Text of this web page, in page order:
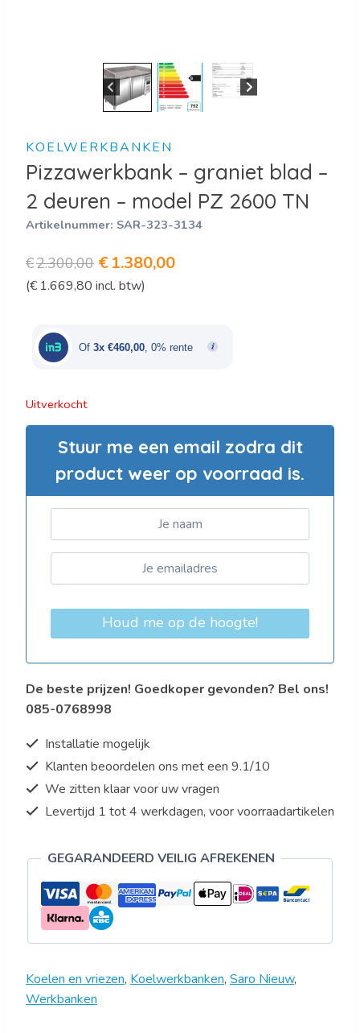
KOELWERKBANKEN
Pizzawerkbank – graniet blad –
2 deuren – model PZ 2600 TN
Artikelnummer: SAR-323-3134
€2.300,00 Oorspronkelijke
prijs
€2.300,00.
€1.380,00Huidige
€1.380,00.
(€ 1.669,80 incl. btw)
Of 3x €460,00 , 0% rente
Uitverkocht
Stuur me een email zodra dit
product weer op voorraad is.
Houd me op de hoogte!
De beste prijzen! Goedkoper gevonden? Bel ons!
085-0768998
Installatie mogelijk
Klanten beoordelen ons met een 9.1/10
We zitten klaar voor uw vragen
Levertijd 1 tot 4 werkdagen, voor voorraadartikelen
GEGARANDEERD VEILIG AFREKENEN
Koelen en vriezen, Koelwerkbanken, Saro Nieuw,
Werkbanken